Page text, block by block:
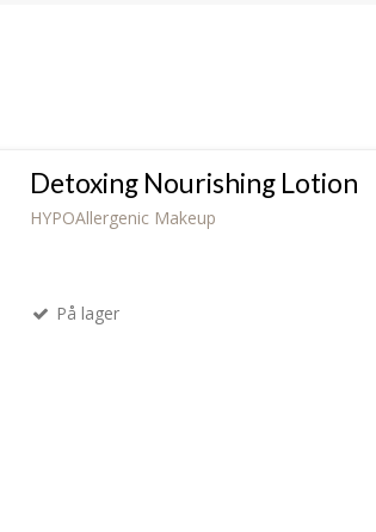
Detoxing Nourishing Lotion
HYPOAllergenic Makeup
På lager